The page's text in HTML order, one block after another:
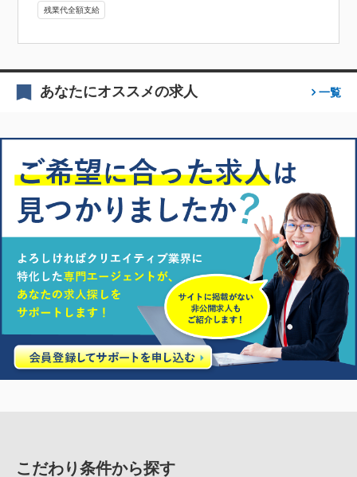
残業代全額支給
あなたにオススメの求人 一覧
こだわり条件から探す